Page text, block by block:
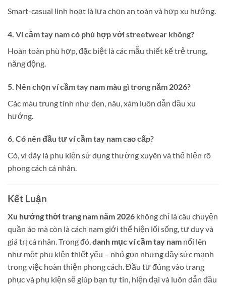
Smart-casual linh hoạt là lựa chọn an toàn và hợp xu hướng.
4. Ví cầm tay nam có phù hợp với streetwear không?
Hoàn toàn phù hợp, đặc biệt là các mẫu thiết kế trẻ trung,
năng động.
5. Nên chọn ví cầm tay nam màu gì trong năm 2026?
Các màu trung tính như đen, nâu, xám luôn dẫn đầu xu
hướng.
6. Có nên đầu tư ví cầm tay nam cao cấp?
Có, vì đây là phụ kiện sử dụng thường xuyên và thể hiện rõ
phong cách cá nhân.
Kết Luận
Xu hướng thời trang nam năm 2026 không chỉ là câu chuyện
quần áo mà còn là cách nam giới thể hiện lối sống, tư duy và
giá trị cá nhân. Trong đó,danh mục ví cầm tay nam nổi lên
như một phụ kiện thiết yếu – nhỏ gọn nhưng đầy sức mạnh
trong việc hoàn thiện phong cách. Đầu tư đúng vào trang
phục và phụ kiện sẽ giúp bạn tự tin, hiện đại và luôn dẫn đầu